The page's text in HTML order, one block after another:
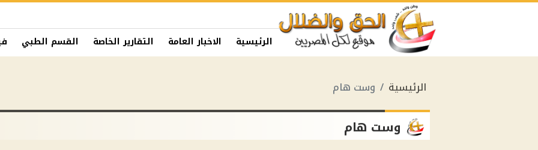
الرئيسية الاخبار العامة التقارير الخاصة القسم الطبي
الرئيسية وست هام
وست هام